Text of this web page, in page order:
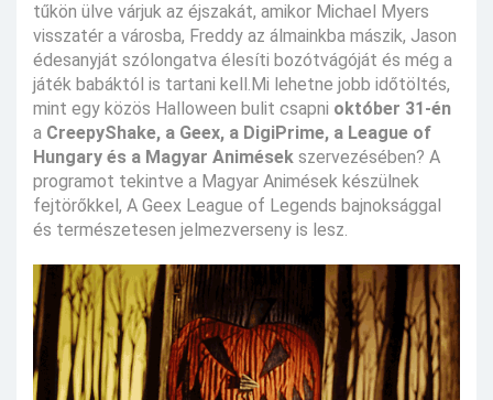
tűkön ülve várjuk az éjszakát, amikor Michael Myers
visszatér a városba, Freddy az álmainkba mászik, Jason
édesanyját szólongatva élesíti bozótvágóját és még a
játék babáktól is tartani kell.Mi lehetne jobb időtöltés,
mint egy közös Halloween bulit csapni október 31-én
a CreepyShake, a Geex, a DigiPrime, a League of
Hungary és a Magyar Animések szervezésében? A
programot tekintve a Magyar Animések készülnek
fejtörőkkel, A Geex League of Legends bajnoksággal
és természetesen jelmezverseny is lesz.